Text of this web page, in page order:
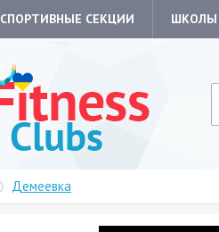
СПОРТИВНЫЕ СЕКЦИИ ШКОЛЫ
Демеевка